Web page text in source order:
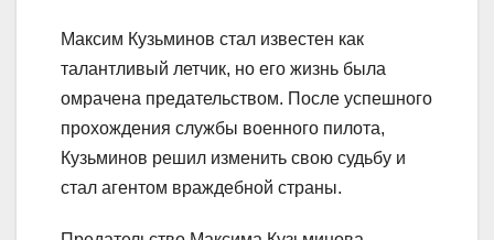
Максим Кузьминов стал известен как
талантливый летчик, но его жизнь была
омрачена предательством. После успешного
прохождения службы военного пилота,
Кузьминов решил изменить свою судьбу и
стал агентом враждебной страны.